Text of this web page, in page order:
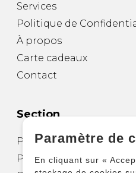
Services
Politique de
À propos
Carte cadeaux
Contact
Section
Partitions pour guitare
Partitions pour autres
Paramètre de
En cliquant sur «